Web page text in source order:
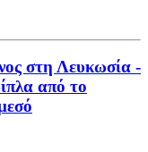
στη Λευκωσία -
από το